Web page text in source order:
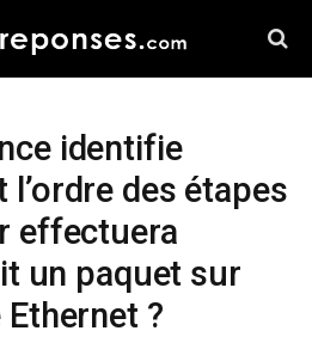
identifie
des étapes
effectuera
un paquet sur
?